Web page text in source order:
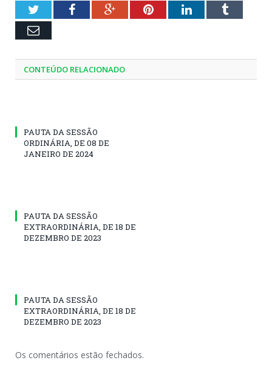
TwitterFacebookGoogle+PinterestLinkedInTumblr
Email
CONTEÚDO RELACIONADO
PAUTA DA SESSÃO
ORDINÁRIA, DE 08 DE
JANEIRO DE 2024
PAUTA DA SESSÃO
EXTRAORDINÁRIA, DE 18 DE
DEZEMBRO DE 2023
PAUTA DA SESSÃO
EXTRAORDINÁRIA, DE 18 DE
DEZEMBRO DE 2023
Os comentários estão fechados.